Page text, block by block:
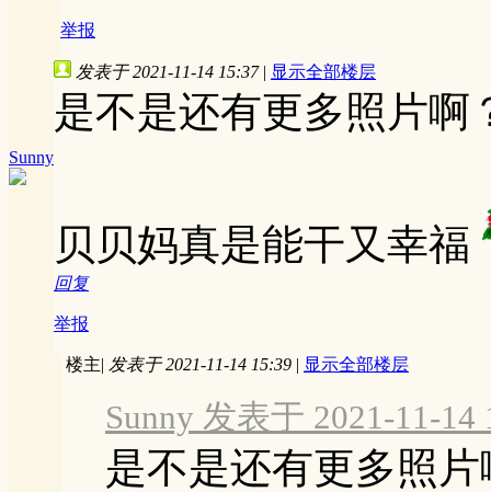
举报
Sunny
发表于 2021-11-14 15:37 | 显示全部楼层
是不是还有更多照片啊
贝贝妈真是能干又幸福
回复
举报
楼主| 发表于 2021-11-14 15:39 | 显示全部楼层
Sunny 发表于 2021-11-14
是不是还有更多照